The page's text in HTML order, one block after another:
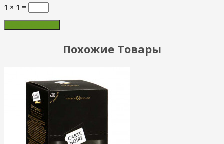
1 × 1 =
Похожие Товары